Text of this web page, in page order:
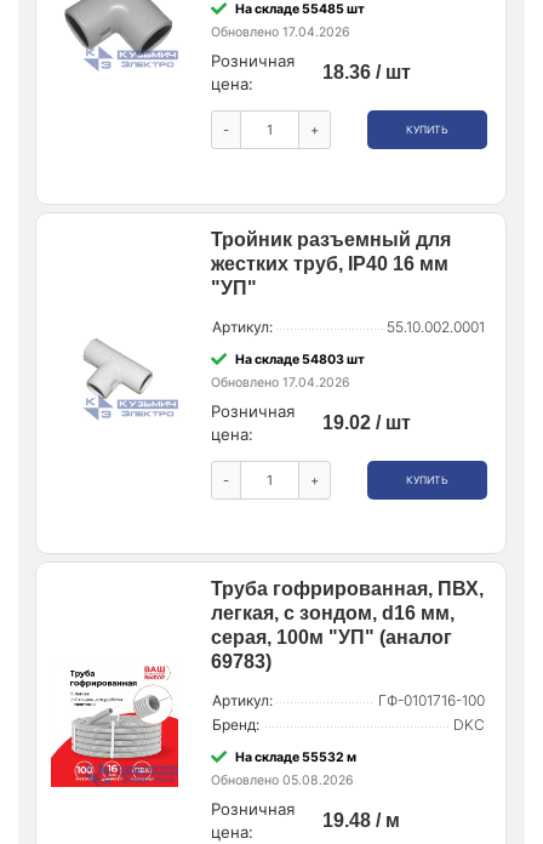
На складе 55485 шт
Обновлено 17.04.2026
Розничная
цена:
18.36 / шт
- + КУПИТЬ
Тройник разъемный для
жестких труб, IP40 16 мм
"УП"
Артикул: 55.10.002.0001
На складе 54803 шт
Обновлено 17.04.2026
Розничная
цена:
19.02 / шт
- + КУПИТЬ
Труба гофрированная, ПВХ,
легкая, с зондом, d16 мм,
серая, 100м "УП" (аналог
69783)
Артикул:
ГФ-0101716-100
Бренд:
DKC
На складе 55532 м
Обновлено 05.08.2026
Розничная
цена:
19.48 / м